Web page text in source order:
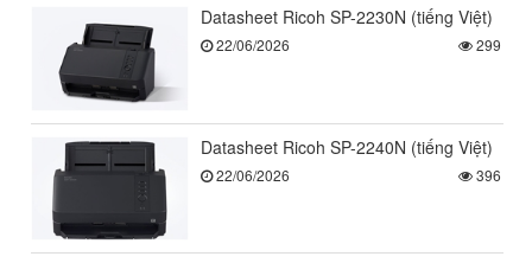
Datasheet Ricoh SP-2230N (tiếng Việt)
22/06/2026 299
Datasheet Ricoh SP-2240N (tiếng Việt)
22/06/2026 396